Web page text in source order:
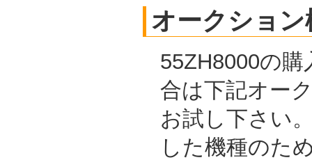
オークション
55ZH8000の
合は下記オー
お試し下さい
した機種のた